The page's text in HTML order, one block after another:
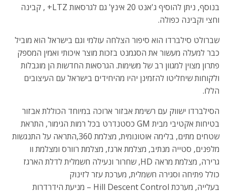
בנוסף, ניתן להוסיף ג'אנט 20 אינץ' גם לגרסאות LTZ+ , קבינה
וחצי וקבינה כפולה.
שברולט סילברדו הוא סיפור הצלחה עולמי וגם בישראל הוא מוביל
כבר למעלה מעשור את הסגמנט בזכות מוצר איכותי ואמין המספק
פתרון מצוין למגוון רב של משימות. הגרסאות החדשות הן מוגבלות
ולקוחות שיחליטו להזמינן יהיו מהיחידים בישראל עם העיצובים
הללו.
הסילברדו ישווק עם רשימת אבזור ארוכה במיוחד הכוללת אבזור
בטיחות אקטיבי מבית GM כסטנדרט בכל רמות הגימור, התראת
שטחים מתים, בלימה אוטונומית, מצלמת 360,התראה על התנגשות
מלפנים, סטייה מנתיב, מצלמת ארגז, מצלמת רוורס ומצלמת וו
גרירה, מצלמת מראה HD, שחרור ונעילה חשמלית לדלת הארגז
כולל פתיחה וסגירה חשמלית, מערכת עזר לזינוק
בעלייה, מערכת Hill Descent Control – מניעת הידרדרות